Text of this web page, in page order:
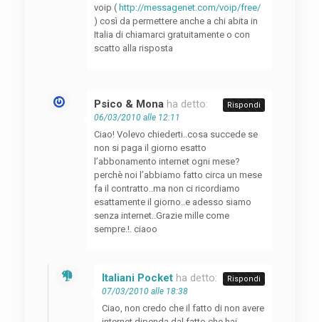
voip ( http://messagenet.com/voip/free/
) così da permettere anche a chi abita in
Italia di chiamarci gratuitamente o con
scatto alla risposta
Psico & Mona ha detto:
06/03/2010 alle 12:11
Ciao! Volevo chiederti..cosa succede se
non si paga il giorno esatto
l’abbonamento internet ogni mese?
perchè noi l’abbiamo fatto circa un mese
fa il contratto..ma non ci ricordiamo
esattamente il giorno..e adesso siamo
senza internet..Grazie mille come
sempre.!. ciaoo
Rispondi
Italiani Pocket ha detto:
07/03/2010 alle 18:38
Ciao, non credo che il fatto di non avere
Rispondi